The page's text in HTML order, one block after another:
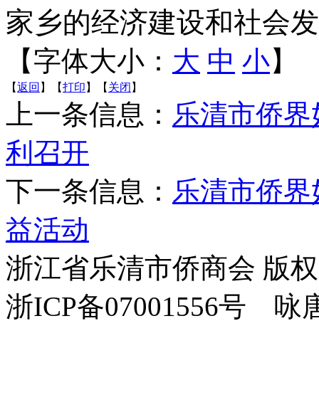
家乡的经济建设和社会
【字体大小： 大 中 小】
【返回 】【打印 】【 关闭 】
上一条信息： 乐清市侨
利召开
下一条信息： 乐清市侨
益活动
浙江省乐清市侨商会 版
浙ICP备07001556号 咏